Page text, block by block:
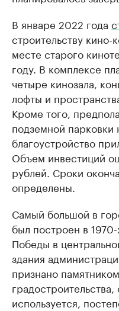
В январе 2022 года
строительству кино-
месте старого
году. В комплексе
четыре кинозала,
лофты и
Кроме того,
подземной
благоустройство
Объем инвестиций
рублей. Сроки
определены.
Самый большой в
был построен в
Победы в
здания
признано
используется,